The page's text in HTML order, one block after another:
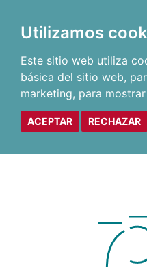
Utilizamos
Este sitio web utiliza
básica del sitio web,
marketing, para
ACEPTAR RECHAZAR